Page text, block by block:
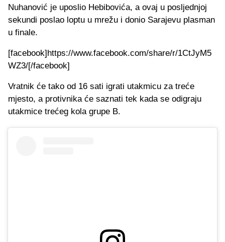
Nuhanović je uposlio Hebibovića, a ovaj u posljednjoj
sekundi poslao loptu u mrežu i donio Sarajevu plasman
u finale.
[facebook]https://www.facebook.com/share/r/1CtJyM5
WZ3/[/facebook]
Vratnik će tako od 16 sati igrati utakmicu za treće
mjesto, a protivnika će saznati tek kada se odigraju
utakmice trećeg kola grupe B.